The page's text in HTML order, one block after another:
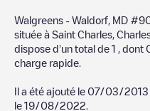
Walgreens - Waldorf, MD
située à Saint Charles
dispose d'un total de 1 , dont
charge rapide.
Il a été ajouté le 07/03/2013
le 19/08/2022